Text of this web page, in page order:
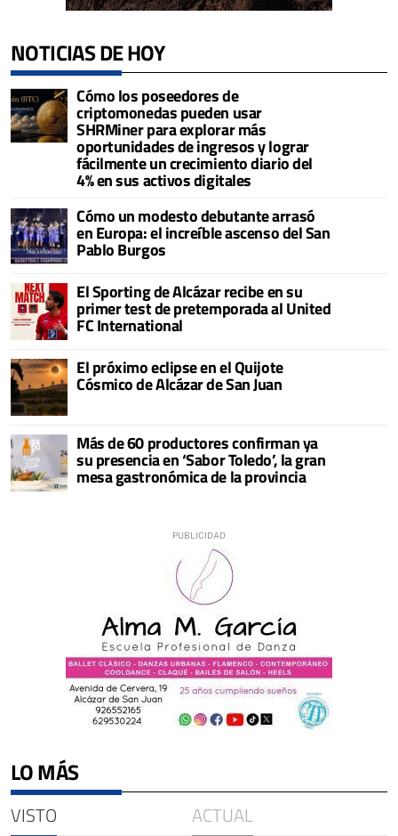
NOTICIAS DE HOY
Cómo los poseedores de
criptomonedas pueden usar
SHRMiner para explorar más
oportunidades de ingresos y lograr
fácilmente un crecimiento diario del
4% en sus activos digitales
Cómo un modesto debutante arrasó
en Europa: el increíble ascenso del San
Pablo Burgos
El Sporting de Alcázar recibe en su
primer test de pretemporada al United
FC International
El próximo eclipse en el Quijote
Cósmico de Alcázar de San Juan
Más de 60 productores confirman ya
su presencia en ‘Sabor Toledo’, la gran
mesa gastronómica de la provincia
LO MÁS
VISTO ACTUAL